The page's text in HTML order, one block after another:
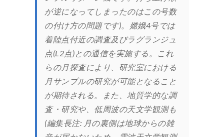
が逆になってしまったのはこの号数
の付け方の問題です)。嫦娥4号では
着陸点付近の調査及びラグランジュ
点(L2点)との通信を実施する。これ
らの月探査により、研究室における
月サンプルの研究が可能となること
が期待される。また、地質学的な調
査・研究や、低周波の天文学観測も
(編集長注: 月の裏側は地球からの雑